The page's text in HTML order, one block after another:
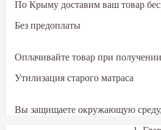
По Крыму доставим ваш товар
Без предоплаты
Оплачивайте товар при
Утилизация старого матраса
Вы защищаете окружающую